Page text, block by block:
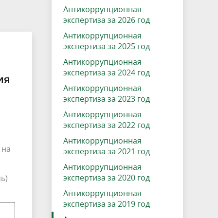
Полномочия отделов
администрации района
К сведению граждан, прибывающих с
территории ЛНР и ДНР
Стандарт развития конкуренции
Некоммерческие организации
Комплексные кадастровые работы
Роспотребнадзор информирует
Совет молодых депутатов
правовые акты
фактах коррупции
Памятки и буклеты
Мониторинг коррупционных рисков
Трудобеликовское сельское
поселение
Антикоррупционная
экспертиза за 2026 год
Антикоррупционная
экспертиза за 2025 год
Антикоррупционная
экспертиза за 2024 год
Антикоррупционная
экспертиза за 2023 год
Антикоррупционная
экспертиза за 2022 год
Антикоррупционная
экспертиза за 2021 год
Антикоррупционная
экспертиза за 2020 год
Антикоррупционная
экспертиза за 2019 год